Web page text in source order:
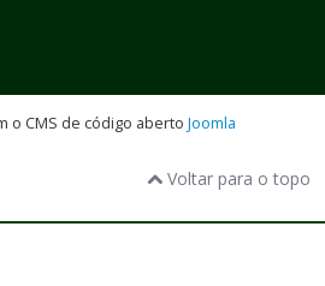
o CMS de código aberto Joomla
Voltar para o topo